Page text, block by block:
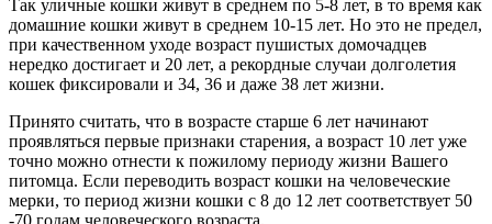
Так уличные кошки живут в среднем по 5-8 лет, в то время как
домашние кошки живут в среднем 10-15 лет. Но это не предел,
при качественном уходе возраст пушистых домочадцев
нередко достигает и 20 лет, а рекордные случаи долголетия
кошек фиксировали и 34, 36 и даже 38 лет жизни.
Принято считать, что в возрасте старше 6 лет начинают
проявляться первые признаки старения, а возраст 10 лет уже
точно можно отнести к пожилому периоду жизни Вашего
питомца. Если переводить возраст кошки на человеческие
мерки, то период жизни кошки с 8 до 12 лет соответствует 50
-70 годам человеческого возраста.